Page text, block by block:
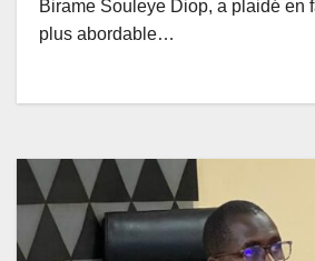
Birame Souleye Diop, a plaidé en
plus abordable…